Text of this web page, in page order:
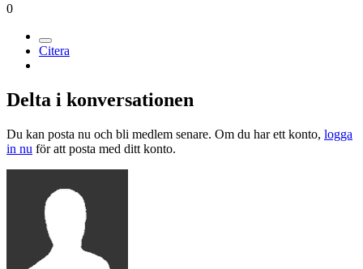
0
Citera
Delta i konversationen
Du kan posta nu och bli medlem senare. Om du har ett konto, logga
in nu för att posta med ditt konto.